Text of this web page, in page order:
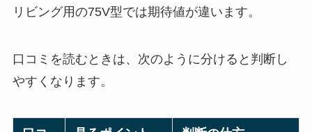
リビング用の75V型では期待値が違います。
口コミを読むときは、次のように分けると判断し
やすくなります。